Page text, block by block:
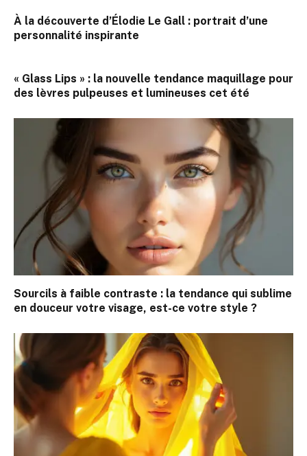
À la découverte d’Élodie Le Gall : portrait d’une
personnalité inspirante
« Glass Lips » : la nouvelle tendance maquillage pour
des lèvres pulpeuses et lumineuses cet été
Sourcils à faible contraste : la tendance qui sublime
en douceur votre visage, est-ce votre style ?